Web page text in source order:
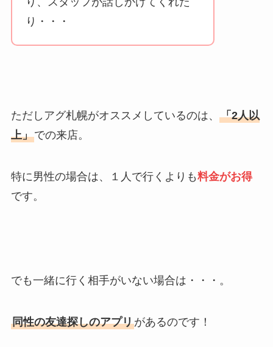
り・・・
ただしアグ札幌がオススメしているのは、 「2人以
上」での来店。
特に男性の場合は、１人で行くよりも料金がお得
です。
でも一緒に行く相手がいない場合は・・・。
同性の友達探しのアプリがあるのです！